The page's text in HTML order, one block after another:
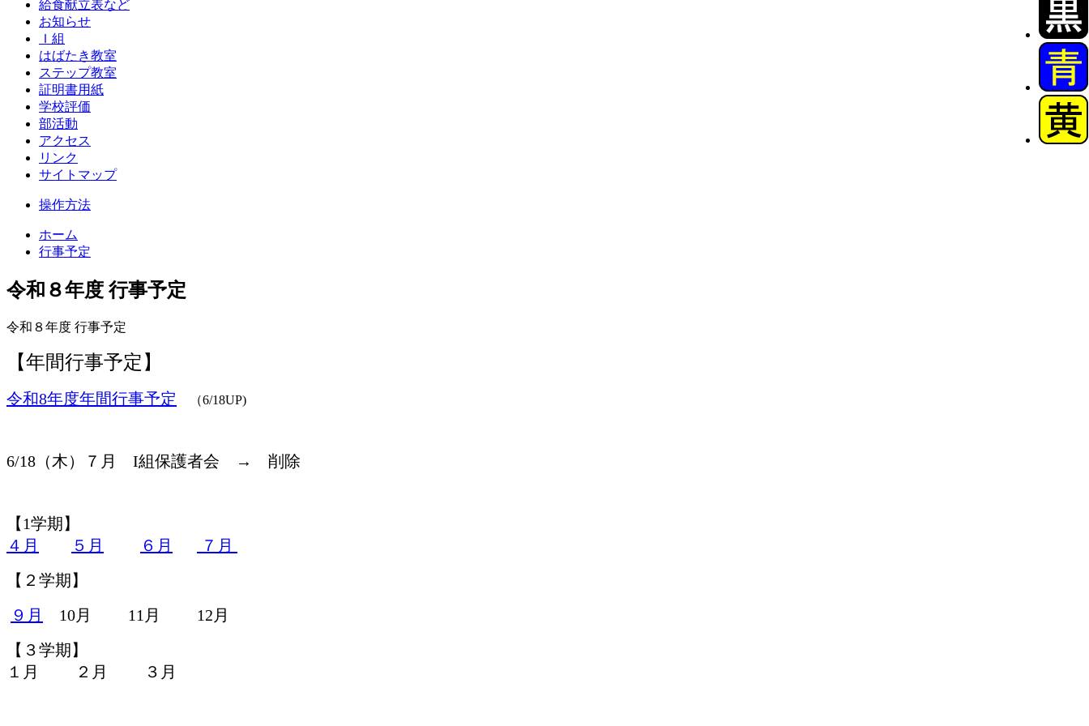
給食献立表など
お知らせ
Ｉ組
はばたき教室
ステップ教室
証明書用紙
学校評価
部活動
アクセス
リンク
サイトマップ
操作方法
ホーム
行事予定
令和８年度 行事予定
令和８年度 行事予定
【年間行事予定】
令和8年度年間行事予定 （6/18UP)
6/18（木）７月 I組保護者会 → 削除
【1学期】
４月
５月 ６月
７月
【２学期】
９月
10月 11月 12月
【３学期】
１月 ２月 ３月